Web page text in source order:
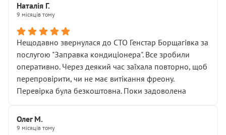
Наталія Г.
9 місяців тому
Нещодавно звернулася до СТО Генстар Борщагівка за
послугою "Заправка кондиціонера". Все зробили
оперативно. Через деякий час заїхала повторно, щоб
перепровірити, чи не має витікання фреону.
Перевірка була безкоштовна. Поки задоволена
Олег М.
9 місяців тому